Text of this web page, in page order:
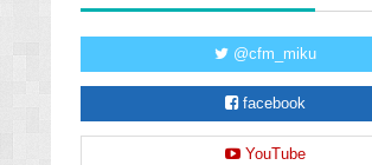
@cfm_miku
facebook
YouTube